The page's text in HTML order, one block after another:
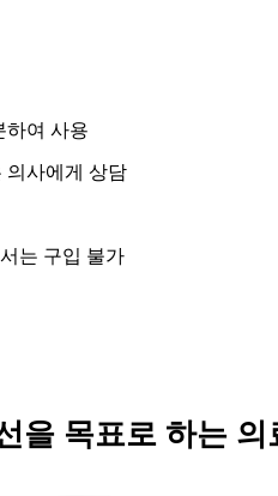
하여 사용
의사에게 상담
는 구입 불가
을 목표로 하는 의